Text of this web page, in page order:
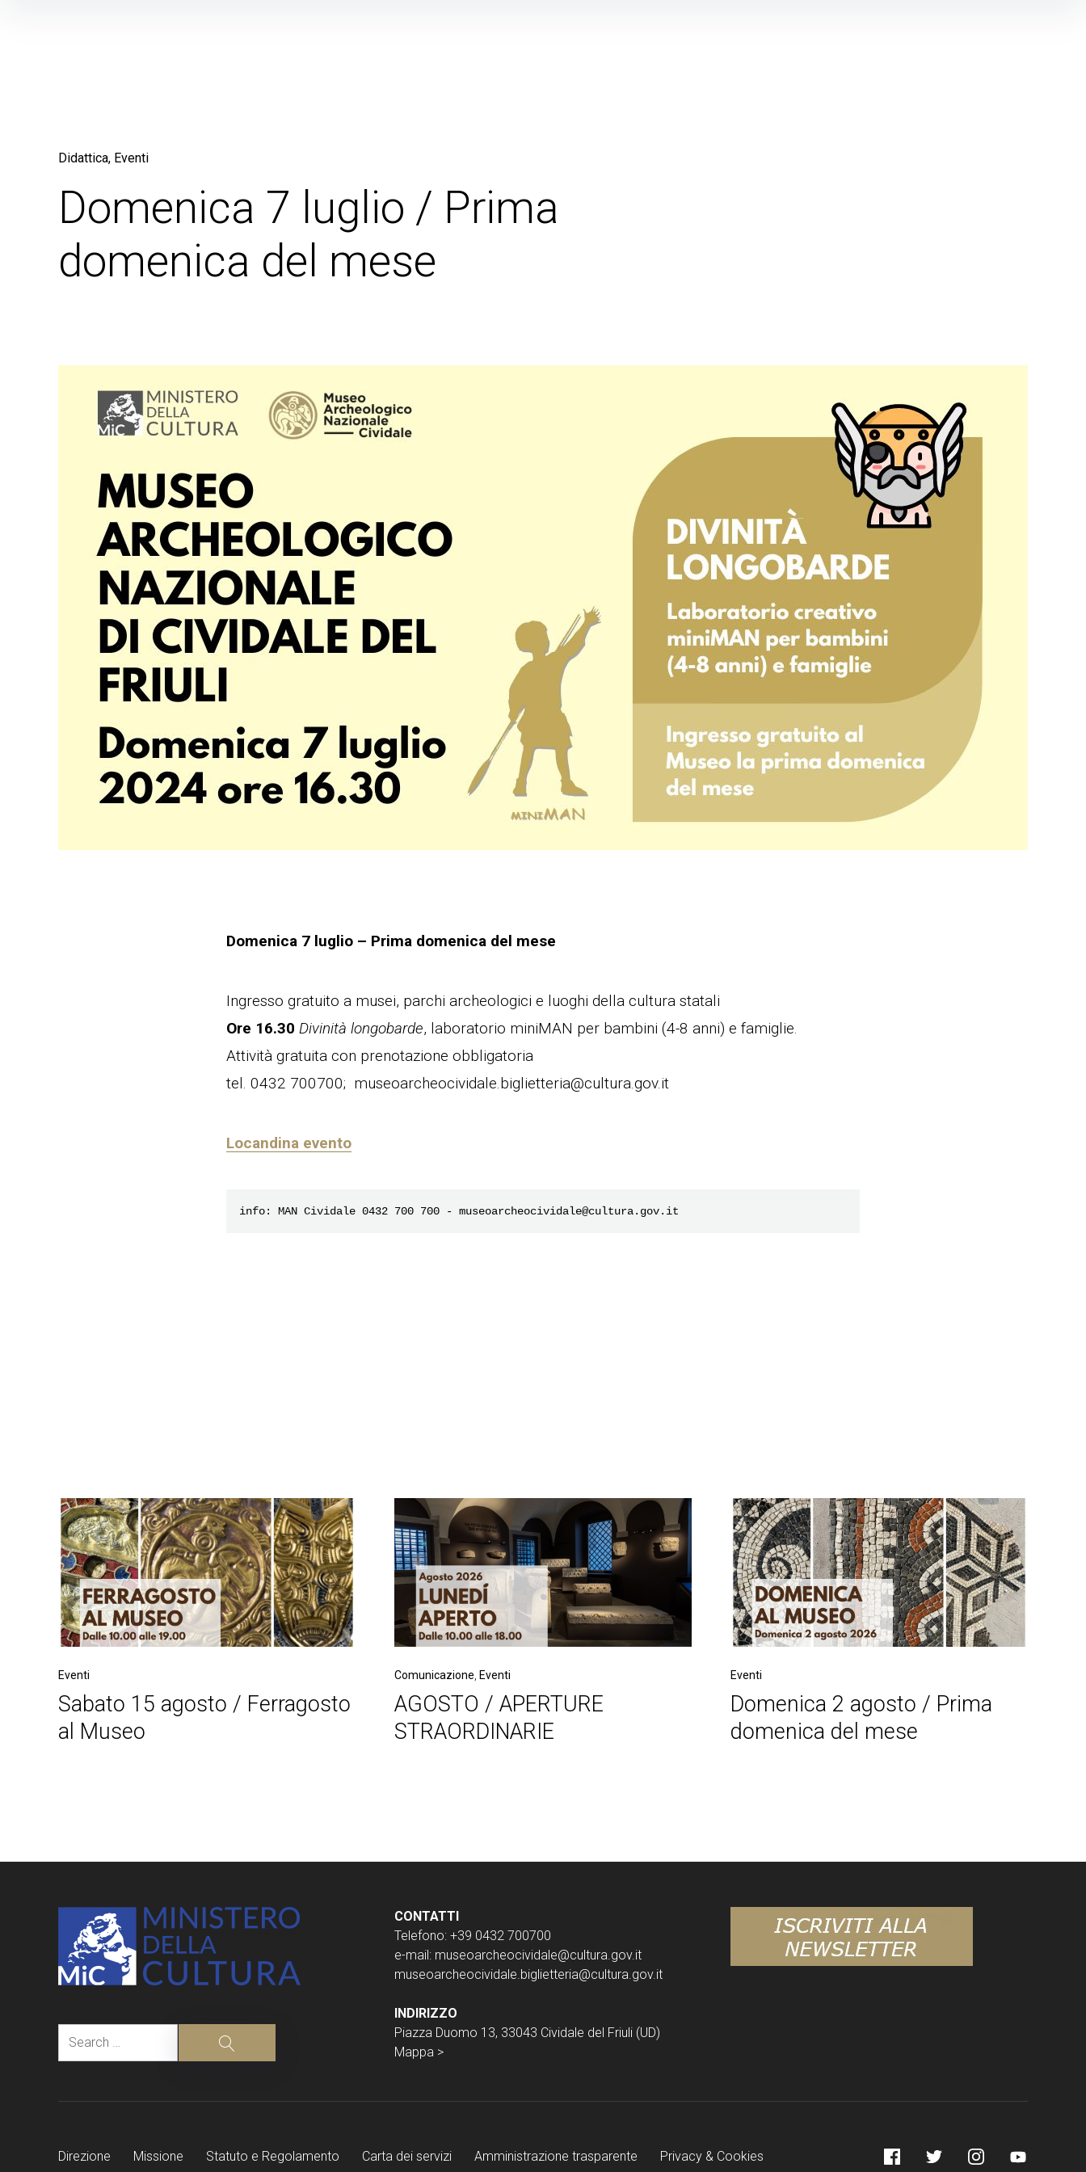
Didattica Eventi
Domenica 7 luglio / Prima
domenica del mese
Domenica 7 luglio – Prima domenica del mese
Ingresso gratuito a musei, parchi archeologici e luoghi della cultura statali
Ore 16.30 Divinità longobarde, laboratorio miniMAN per bambini (4-8 anni) e famiglie.
Attività gratuita con prenotazione obbligatoria
tel. 0432 700700; museoarcheocividale.biglietteria@cultura.gov.it
Locandina evento
info: MAN Cividale 0432 700 700 - museoarcheocividale@cultura.gov.it
Eventi
Sabato 15 agosto / Ferragosto
al Museo
Comunicazione Eventi
AGOSTO / APERTURE
STRAORDINARIE
Eventi
Domenica 2 agosto / Prima
domenica del mese
navigation
Search
CONTATTI
Telefono: +39 0432 700700
e-mail: museoarcheocividale@cultura.gov.it
museoarcheocividale.biglietteria@cultura.gov.it
INDIRIZZO
Piazza Duomo 13, 33043 Cividale del Friuli (UD)
Mappa >
Direzione Missione Statuto e Regolamento Carta dei servizi Amministrazione trasparente Privacy & Cookies FacebookTwitter InstagramYouTube